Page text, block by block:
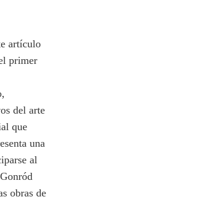
artículo
primer
del arte
que
una
al
obras de